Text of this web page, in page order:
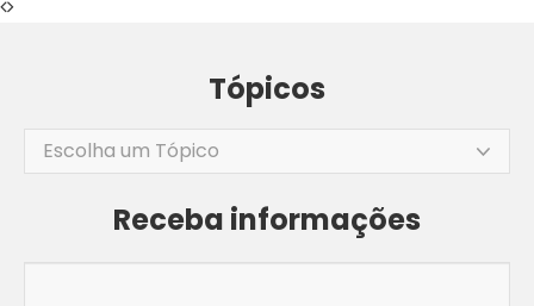
Tópicos
Escolha um Tópico
Receba informações